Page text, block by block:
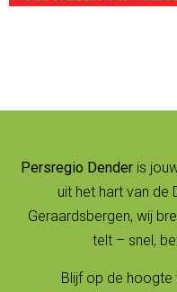
Persregio Dender is
uit het hart van de
Geraardsbergen, wij
telt – snel,
Blijf op de hoogte